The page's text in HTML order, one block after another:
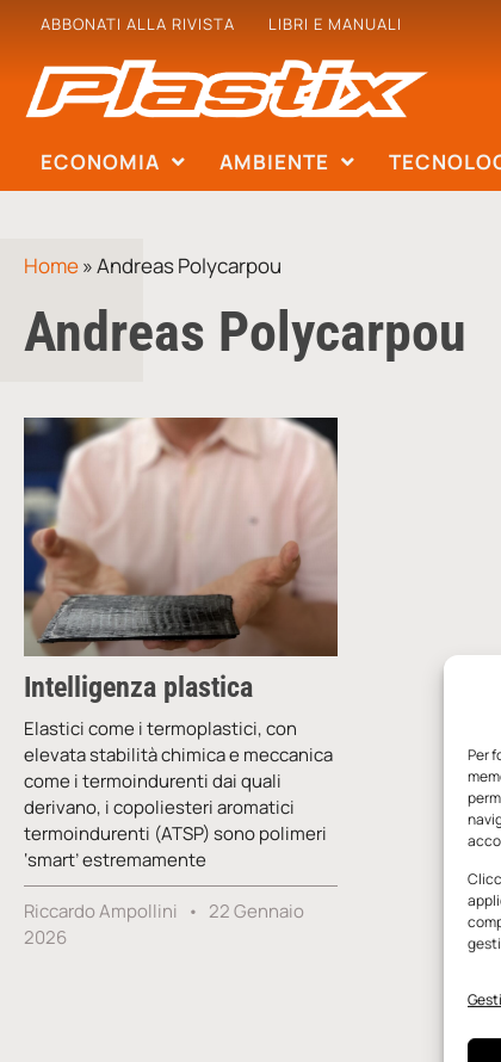
Per
ABBONATI ALLA RIVISTA LIBRI E MANUALI
ECONOMIA AMBIENTE
Home»Andreas Polycarpou
Andreas Polycarpou
Intelligenza plastica
Elastici come i termoplastici, con
elevata stabilità chimica e meccanica
come i termoindurenti dai quali
derivano, i copoliesteri aromatici
termoindurenti (ATSP) sono polimeri
‘smart’ estremamente
Riccardo Ampollini
22 Gennaio
2026